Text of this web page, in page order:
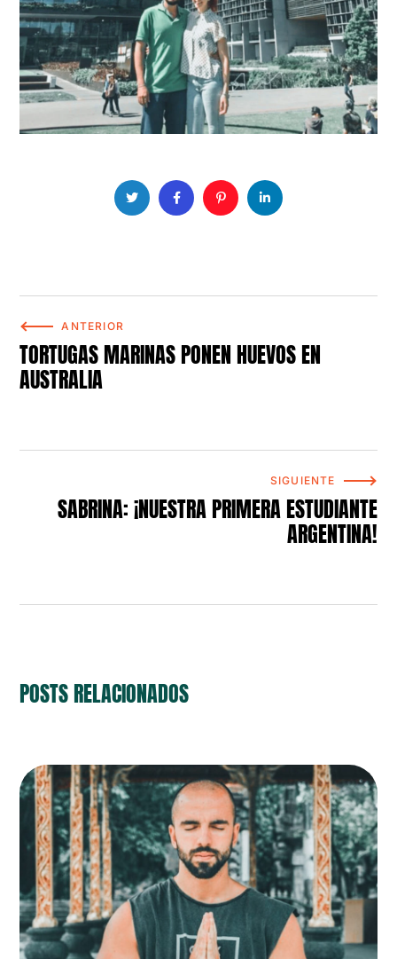
ANTERIOR
TORTUGAS MARINAS PONEN HUEVOS EN
AUSTRALIA
SIGUIENTE
SABRINA: ¡NUESTRA PRIMERA ESTUDIANTE
ARGENTINA!
POSTS RELACIONADOS